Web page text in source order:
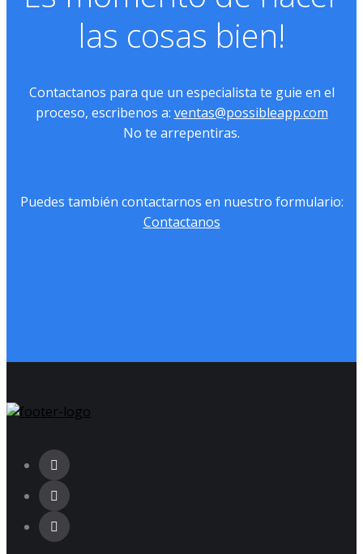
las cosas bien!
Contactanos para que un especialista te guie en el
proceso, escribenos a: ventas@possibleapp.com
No te arrepentiras.
Puedes también contactarnos en nuestro formulario:
Contactanos